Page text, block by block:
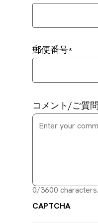
郵便番号
コメント/ご質
0/3600 characters.
CAPTCHA